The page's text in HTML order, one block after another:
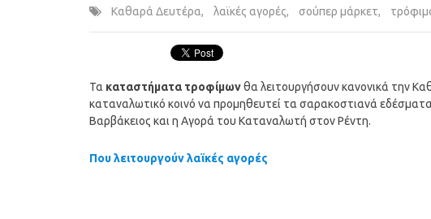
Καθαρά Δευτέρα, λαϊκές αγορές, σούπερ μάρκετ,
Τα καταστήματα τροφίμωνθα λειτουργήσουν κανονικά την
καταναλωτικό κοινό να προμηθευτεί τα σαρακοστιανά εδέσματα
Βαρβάκειος και η Αγορά του Καταναλωτή στον Ρέντη.
Που λειτουργούν λαϊκές αγορές